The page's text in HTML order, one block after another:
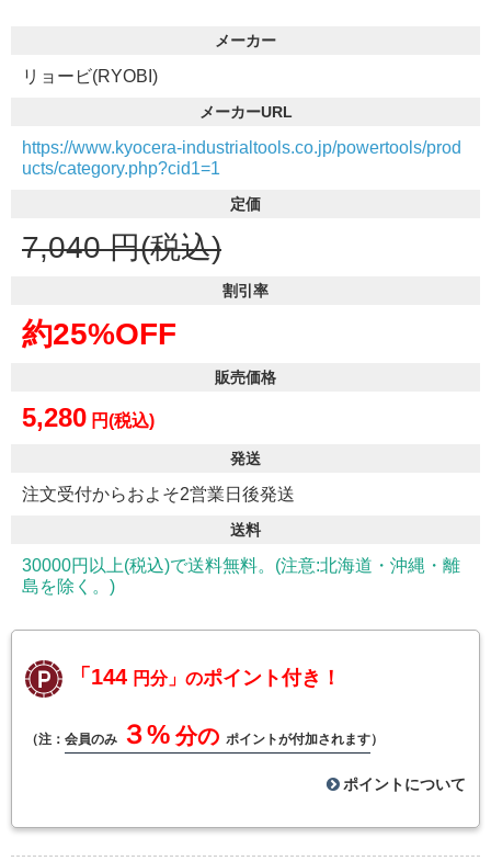
メーカー
リョービ(RYOBI)
メーカーURL
https://www.kyocera-industrialtools.co.jp/powertools/prod
ucts/category.php?cid1=1
定価
7,040 円(税込)
割引率
約25%OFF
販売価格
5,280 円(税込)
発送
注文受付からおよそ2営業日後発送
送料
30000円以上(税込)で送料無料。(注意:北海道・沖縄・離
島を除く。)
「144 円分」のポイント付き！
（注： 会員のみ ３% 分の ポイントが付加されます）
ポイントについて